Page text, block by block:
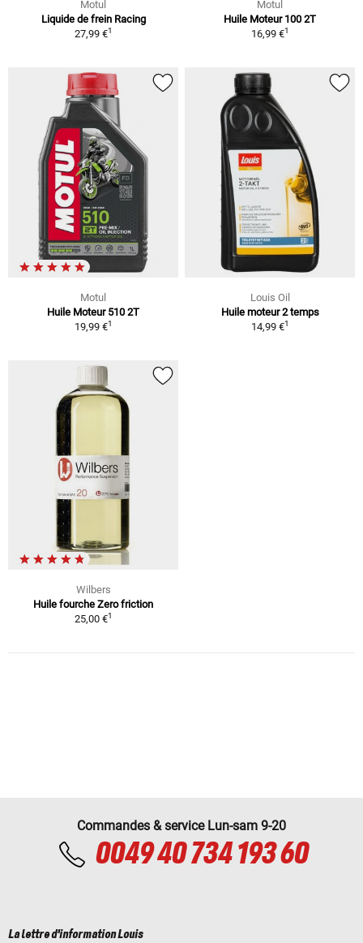
Motul
Liquide de frein Racing
27,99 €1
Motul
Huile Moteur 100 2T
16,99 €1
Motul
Huile Moteur 510 2T
19,99 €1
Louis Oil
Huile moteur 2 temps
14,99 €1
Wilbers
Huile fourche Zero friction
25,00 €1
Commandes & service Lun-sam 9-20
0049 40 734 193 60
La lettre d'information Louis